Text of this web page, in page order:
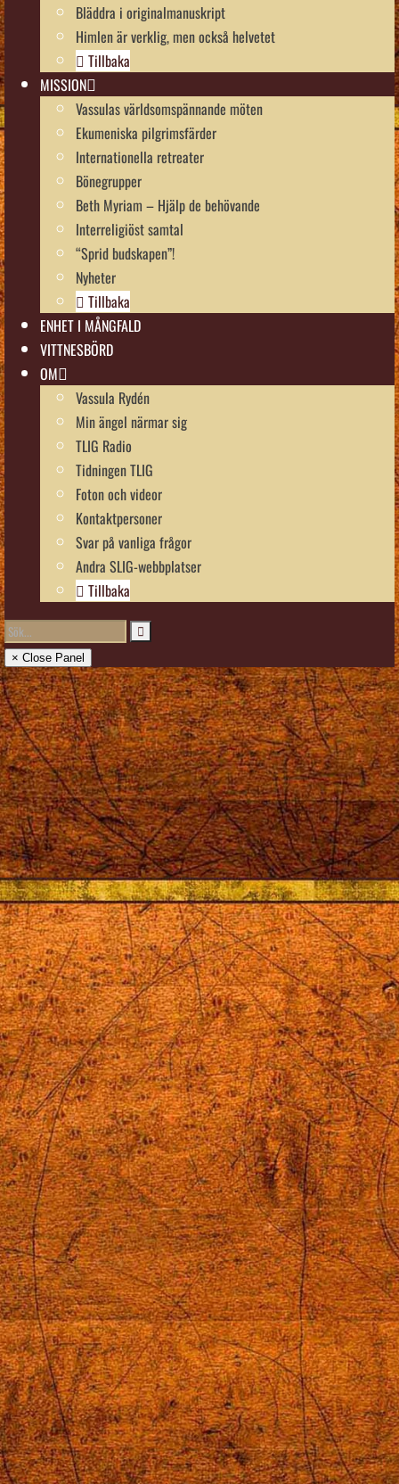
Bläddra i originalmanuskript
Himlen är verklig, men också helvetet
Tillbaka
MISSION
Vassulas världsomspännande möten
Ekumeniska pilgrimsfärder
Internationella retreater
Bönegrupper
Beth Myriam – Hjälp de behövande
Interreligiöst samtal
“Sprid budskapen”!
Nyheter
Tillbaka
ENHET I MÅNGFALD
VITTNESBÖRD
OM
Vassula Rydén
Min ängel närmar sig
TLIG Radio
Tidningen TLIG
Foton och videor
Kontaktpersoner
Svar på vanliga frågor
Andra SLIG-webbplatser
Tillbaka
× Close Panel